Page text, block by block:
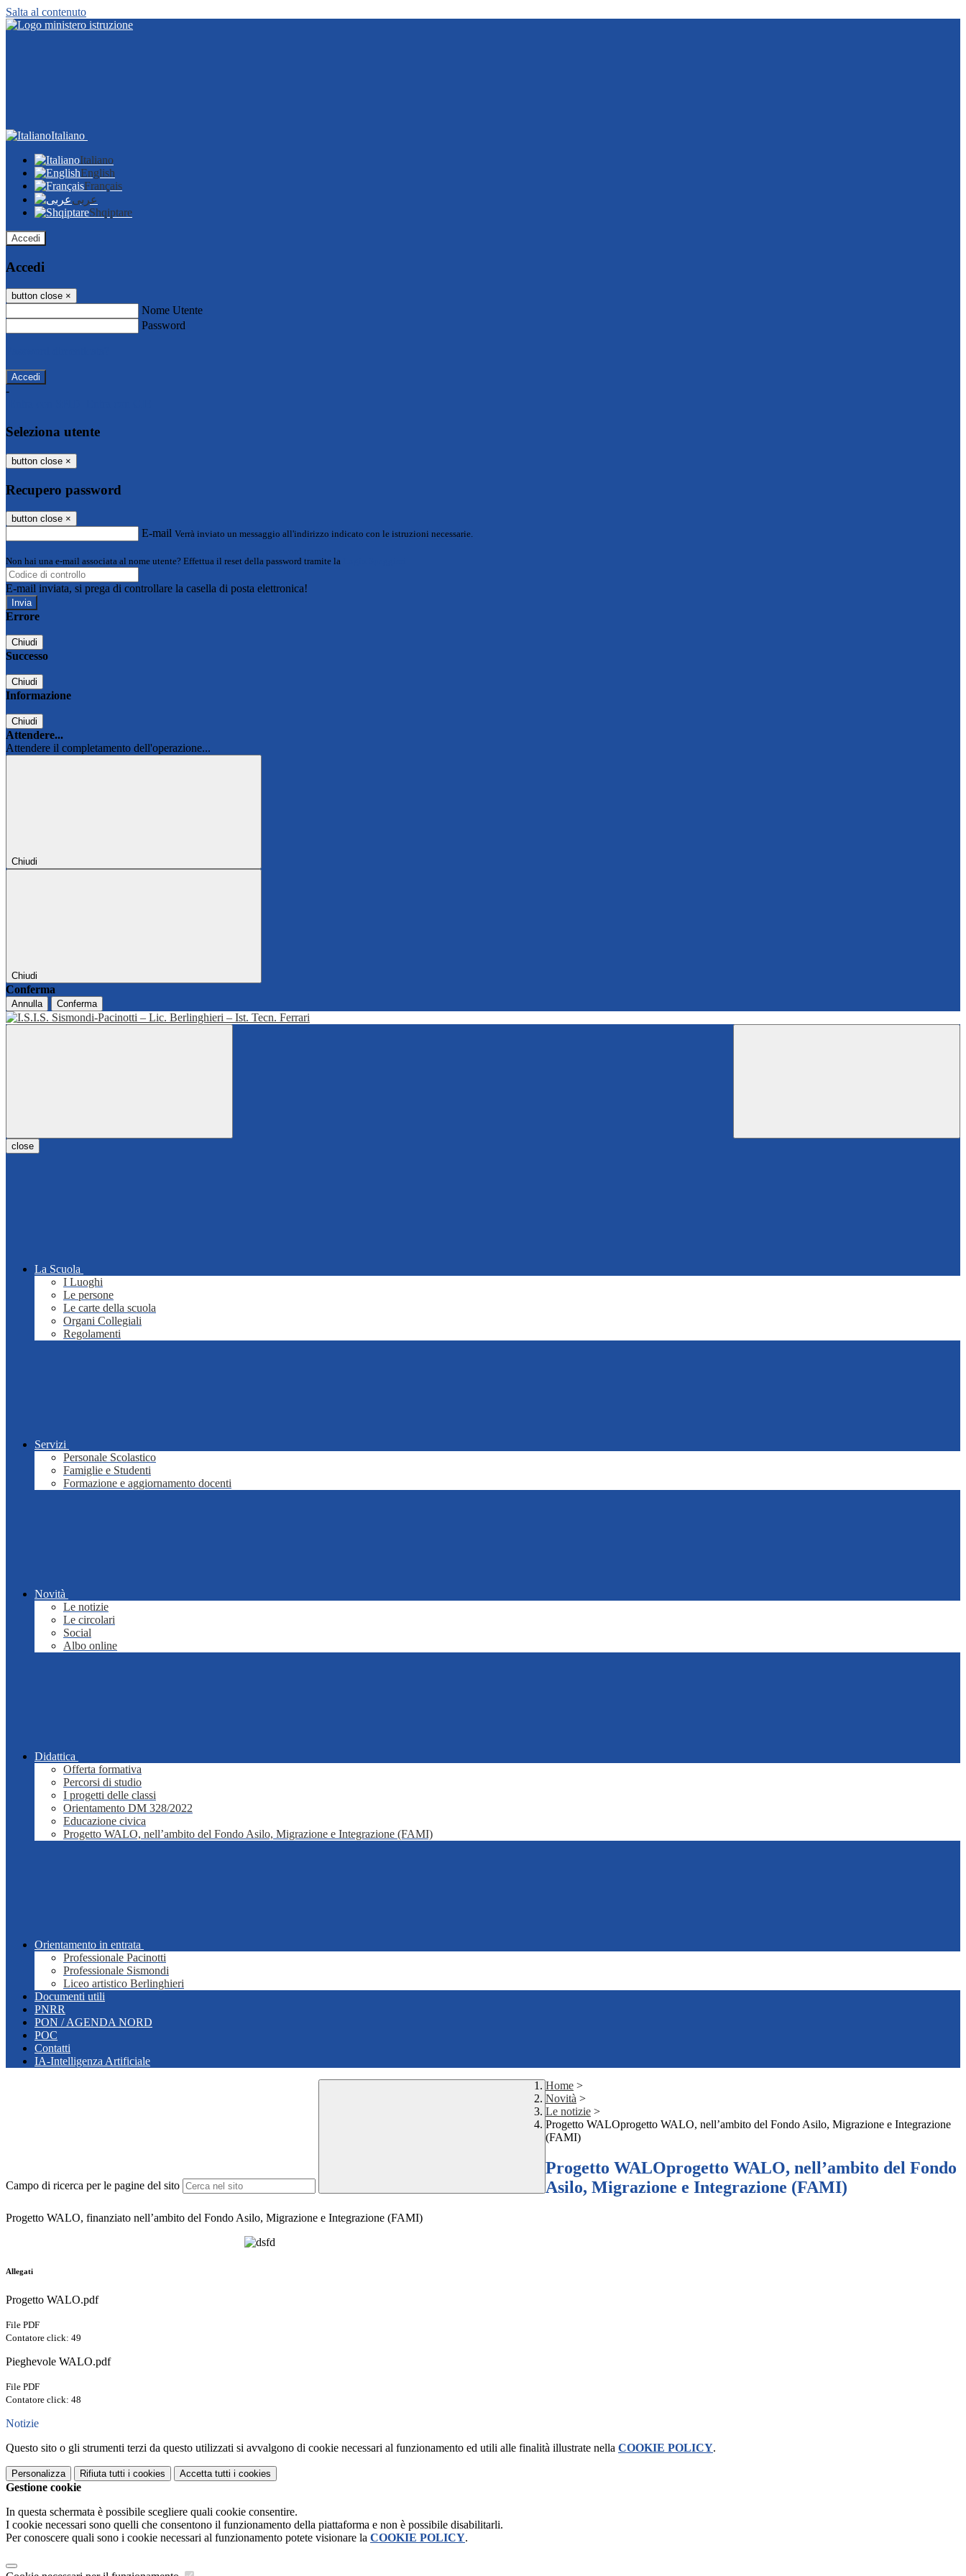
Salta al contenuto
Italiano
Italiano
English
Français
عربى
Shqiptare
Accedi
Accedi
button close ×
Nome Utente
Password
-
Seleziona utente
button close ×
Recupero password
button close ×
E-mail Verrà inviato un messaggio all'indirizzo indicato con le istruzioni necessarie.
Non hai una e-mail associata al nome utente? Effettua il reset della password tramite la
E-mail inviata, si prega di controllare la casella di posta elettronica!
Errore
Chiudi
Successo
Chiudi
Informazione
Chiudi
Attendere...
Attendere il completamento dell'operazione...
Chiudi
Chiudi
Conferma
Annulla Conferma
close
La Scuola
I Luoghi
Le persone
Le carte della scuola
Organi Collegiali
Regolamenti
Servizi
Personale Scolastico
Famiglie e Studenti
Formazione e aggiornamento docenti
Novità
Le notizie
Le circolari
Social
Albo online
Didattica
Offerta formativa
Percorsi di studio
I progetti delle classi
Orientamento DM 328/2022
Educazione civica
Progetto WALO, nell’ambito del Fondo Asilo, Migrazione e Integrazione (FAMI)
Orientamento in entrata
Professionale Pacinotti
Professionale Sismondi
Liceo artistico Berlinghieri
Documenti utili
PNRR
PON / AGENDA NORD
POC
Contatti
IA-Intelligenza Artificiale
Campo di ricerca per le pagine del sito
Home >
Novità >
Le notizie >
Progetto WALOprogetto WALO, nell’ambito del Fondo Asilo, Migrazione e Integrazione
(FAMI)
Progetto WALOprogetto WALO, nell’ambito del Fondo
Asilo, Migrazione e Integrazione (FAMI)
Progetto WALO, finanziato nell’ambito del Fondo Asilo, Migrazione e Integrazione (FAMI)
Allegati
Progetto WALO.pdf
File PDF
Contatore click: 49
Pieghevole WALO.pdf
File PDF
Contatore click: 48
Notizie
Questo sito o gli strumenti terzi da questo utilizzati si avvalgono di cookie necessari al funzionamento ed utili alle finalità illustrate nella COOKIE POLICY.
Personalizza Rifiuta tutti i cookies Accetta tutti i cookies
Gestione cookie
In questa schermata è possibile scegliere quali cookie consentire.
I cookie necessari sono quelli che consentono il funzionamento della piattaforma e non è possibile disabilitarli.
Per conoscere quali sono i cookie necessari al funzionamento potete visionare la COOKIE POLICY.